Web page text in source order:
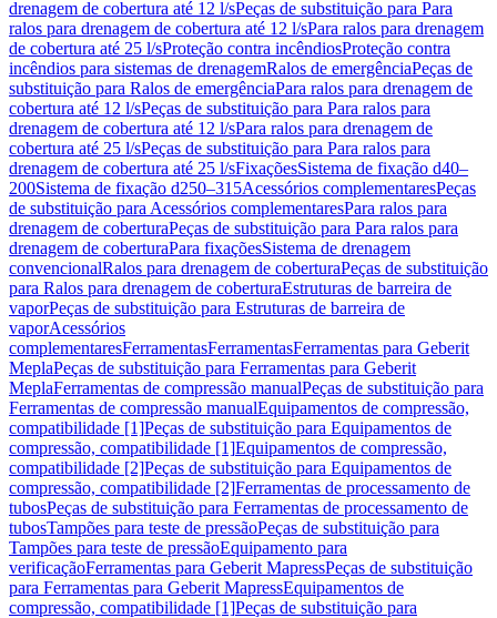
drenagem de cobertura até 12 l/sPeças de substituição para Para
ralos para drenagem de cobertura até 12 l/sPara ralos para drenagem
de cobertura até 25 l/sProteção contra incêndiosProteção contra
incêndios para sistemas de drenagemRalos de emergênciaPeças de
substituição para Ralos de emergênciaPara ralos para drenagem de
cobertura até 12 l/sPeças de substituição para Para ralos para
drenagem de cobertura até 12 l/sPara ralos para drenagem de
cobertura até 25 l/sPeças de substituição para Para ralos para
drenagem de cobertura até 25 l/sFixaçõesSistema de fixação d40–
200Sistema de fixação d250–315Acessórios complementaresPeças
de substituição para Acessórios complementaresPara ralos para
drenagem de coberturaPeças de substituição para Para ralos para
drenagem de coberturaPara fixaçõesSistema de drenagem
convencionalRalos para drenagem de coberturaPeças de substituição
para Ralos para drenagem de coberturaEstruturas de barreira de
vaporPeças de substituição para Estruturas de barreira de
vaporAcessórios
complementaresFerramentasFerramentasFerramentas para Geberit
MeplaPeças de substituição para Ferramentas para Geberit
MeplaFerramentas de compressão manualPeças de substituição para
Ferramentas de compressão manualEquipamentos de compressão,
compatibilidade [1]Peças de substituição para Equipamentos de
compressão, compatibilidade [1]Equipamentos de compressão,
compatibilidade [2]Peças de substituição para Equipamentos de
compressão, compatibilidade [2]Ferramentas de processamento de
tubosPeças de substituição para Ferramentas de processamento de
tubosTampões para teste de pressãoPeças de substituição para
Tampões para teste de pressãoEquipamento para
verificaçãoFerramentas para Geberit MapressPeças de substituição
para Ferramentas para Geberit MapressEquipamentos de
compressão, compatibilidade [1]Peças de substituição para